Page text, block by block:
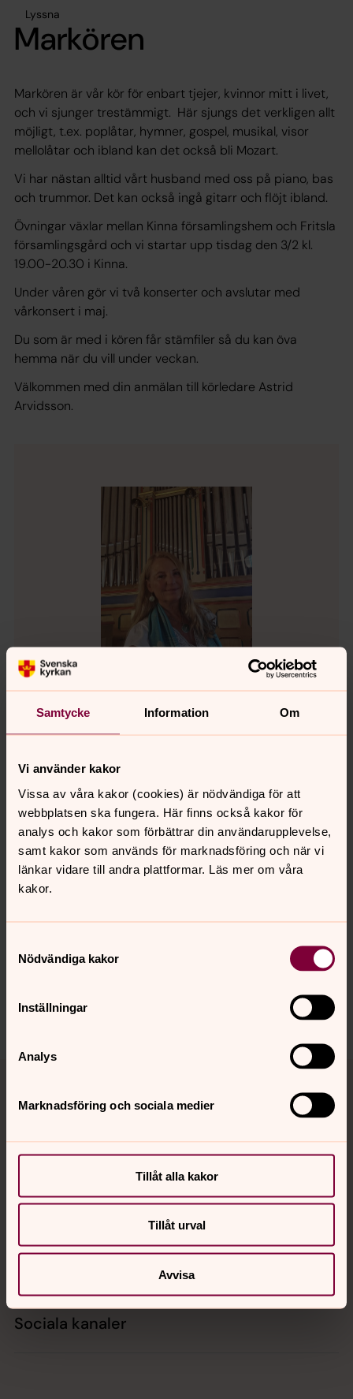
Samtycke Information Om
Vi använder kakor
Vissa av våra kakor (cookies) är nödvändiga för att
webbplatsen ska fungera. Här finns också kakor för
analys och kakor som förbättrar din användarupplevelse,
samt kakor som används för marknadsföring och när vi
länkar vidare till andra plattformar. Läs mer om våra
kakor.
Nödvändiga kakor
Inställningar
Analys
Marknadsföring och sociala medier
Tillåt alla kakor
Tillåt urval
Avvisa
Lyssna
Markören
Markören är vår kör för enbart tjejer, kvinnor mitt i livet,
och vi sjunger trestämmigt. Här sjungs det verkligen allt
möjligt, t.ex. poplåtar, hymner, gospel, musikal, visor
mellolåtar och ibland kan det också bli Mozart.
Vi har nästan alltid vårt husband med oss på piano, bas
och trummor. Det kan också ingå gitarr och flöjt ibland.
Övningar växlar mellan Kinna församlingshem och Fritsla
församlingsgård och vi startar upp tisdag den 3/2 kl.
19.00-20.30 i Kinna.
Under våren gör vi två konserter och avslutar med
vårkonsert i maj.
Du som är med i kören får stämfiler så du kan öva
hemma när du vill under veckan.
Välkommen med din anmälan till körledare Astrid
Arvidsson.
E-post:astrid.arvidsson@svenskakyrkan.se
kinna-fritsla.forsamling@svenskakyrkan.se
Tillbaka till toppen
Tillbaka till innehållet
Kontakt
Kalender
Sociala kanaler